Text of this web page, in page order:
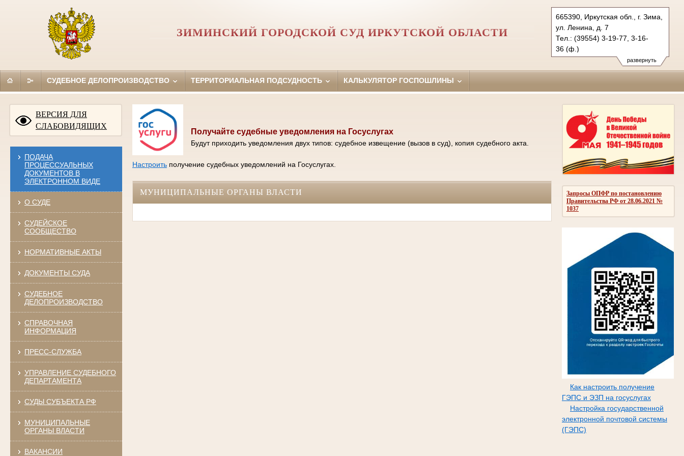
развернуть
665390, Иркутская обл., г. Зима,
ул. Ленина, д. 7
Тел.: (39554) 3-19-77, 3-16-
36 (ф.)
ziminsky.irk@sudrf.ru
ЗИМИНСКИЙ ГОРОДСКОЙ СУД ИРКУТСКОЙ ОБЛАСТИ
СУДЕБНОЕ ДЕЛОПРОИЗВОДСТВО ТЕРРИТОРИАЛЬНАЯ ПОДСУДНОСТЬ КАЛЬКУЛЯТОР ГОСПОШЛИНЫ
ВЕРСИЯ ДЛЯ
СЛАБОВИДЯЩИХ
ПОДАЧА
ПРОЦЕССУАЛЬНЫХ
ДОКУМЕНТОВ В
ЭЛЕКТРОННОМ ВИДЕ
О СУДЕ
СУДЕЙСКОЕ
СООБЩЕСТВО
НОРМАТИВНЫЕ АКТЫ
ДОКУМЕНТЫ СУДА
СУДЕБНОЕ
ДЕЛОПРОИЗВОДСТВО
СПРАВОЧНАЯ
ИНФОРМАЦИЯ
ПРЕСС-СЛУЖБА
УПРАВЛЕНИЕ СУДЕБНОГО
ДЕПАРТАМЕНТА
СУДЫ СУБЪЕКТА РФ
МУНИЦИПАЛЬНЫЕ
ОРГАНЫ ВЛАСТИ
ВАКАНСИИ
Запросы ОПФР по постановлению
Правительства РФ от 28.06.2021 №
1037
Как настроить получение
ГЭПС и ЭЗП на госуслугах
Настройка государственной
электронной почтовой системы
(ГЭПС)
Получайте судебные уведомления на Госуслугах
Будут приходить уведомления двух типов: судебное извещение (вызов в суд), копия судебного акта.
Настроитьполучение судебных уведомлений на Госуслугах.
МУНИЦИПАЛЬНЫЕ ОРГАНЫ ВЛАСТИ